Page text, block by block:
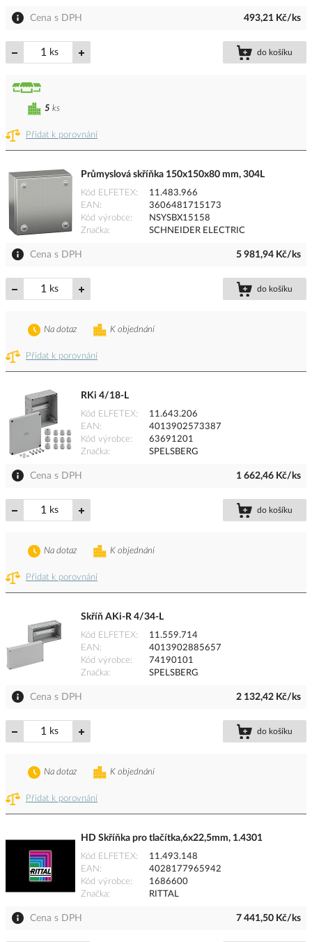
Cena s DPH 493,21 Kč/ks
ks do košíku
Přidat k porovnání
5 ks
Průmyslová skříňka 150x150x80 mm, 304L
Kód ELFETEX
11.483.966
EAN
3606481715173
Kód výrobce
NSYSBX15158
Značka
SCHNEIDER ELECTRIC
Cena s DPH 5 981,94 Kč/ks
ks do košíku
Přidat k porovnání
K objednání
Na dotaz
RKi 4/18-L
Kód ELFETEX
11.643.206
EAN
4013902573387
Kód výrobce
63691201
Značka
SPELSBERG
Cena s DPH 1 662,46 Kč/ks
ks do košíku
Přidat k porovnání
K objednání
Na dotaz
Skříň AKi-R 4/34-L
Kód ELFETEX
11.559.714
EAN
4013902885657
Kód výrobce
74190101
Značka
SPELSBERG
Cena s DPH 2 132,42 Kč/ks
ks do košíku
Přidat k porovnání
K objednání
Na dotaz
HD Skříňka pro tlačítka,6x22,5mm, 1.4301
Kód ELFETEX
11.493.148
EAN
4028177965942
Kód výrobce
1686600
Značka
RITTAL
Cena s DPH 7 441,50 Kč/ks